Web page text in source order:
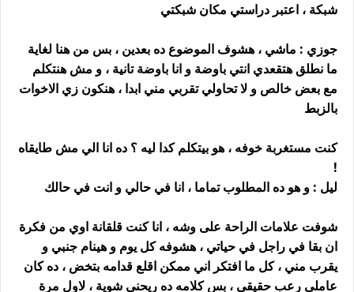
شبكة ، اعتبر دراستي مكان شبكتي
جوزي : ماشي ، هشوف الموضوع ده بعدين ، بس من هنا لغاية
ما نطلق هتقعدي انتي باوضة و انا باوضة تانية ، و مش هنتكلم
مع بعض خالص و لا تحاولي تقربي مني ابدا ، هنكون زي الاخوات
بالزبط
كنت مستغربة خوفه ، هو بيتكلم كدا ليه ؟ ده انا الي مش طايقاه
!
ليل : و هو ده المطلوب تماما ، انا في حالي و انت في حالك
شوفت علامات الراحة على وشه ، انا كنت قلقانة اوي من فكرة
ان بقا في راجل في حياتي ، هشوفه كل يوم و هينام جنبي و
يقرب مني ، كل ما افتكر اني ممكن اقلع قدامه بتخض ، ده كان
عاملي رعب حقيقي ، بس كلامه ده ريحني شوية ، لاول مرة